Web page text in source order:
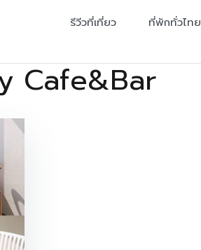
รีวีวที่เที่ยว ที่พักทั่วไทย
Cafe&Bar